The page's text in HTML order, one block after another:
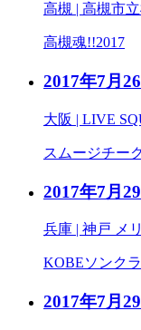
高槻 | 高槻市
高槻魂!!2017
2017年7月
大阪 | LIVE
スムージチー
2017年7月
兵庫 | 神戸 メ
KOBEソンク
2017年7月